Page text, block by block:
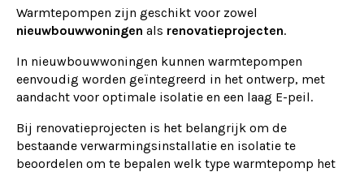
Warmtepompen zijn geschikt voor zowel
nieuwbouwwoningen als renovatieprojecten.
In nieuwbouwwoningen kunnen warmtepompen
eenvoudig worden geïntegreerd in het ontwerp, met
aandacht voor optimale isolatie en een laag E-peil.
Bij renovatieprojecten is het belangrijk om de
bestaande verwarmingsinstallatie en isolatie te
beoordelen om te bepalen welk type warmtepomp het